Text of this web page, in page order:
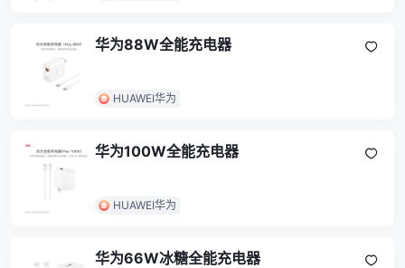
华为88W全能充电器
HUAWEI华为
华为100W全能充电器
HUAWEI华为
华为66W冰糖全能充电器